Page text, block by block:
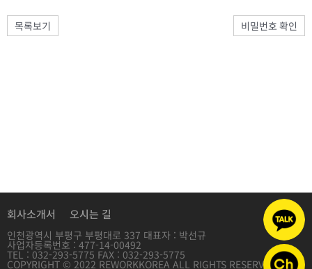
목록보기 비밀번호 확인
회사소개서 오시는 길
인천광역시 부평구 부평대로 337 대표자 : 박선규
사업자등록번호 : 477-14-00492
TEL : 032-293-5775 FAX : 032-293-5775
COPYRIGHT © 2022 REWORKKOREA ALL RIGHTS RESERVED